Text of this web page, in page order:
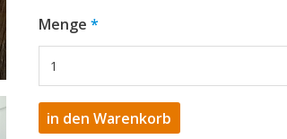
Menge